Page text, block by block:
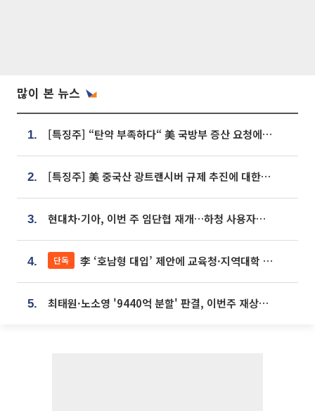
많이 본 뉴스
1. [특징주] “탄약 부족하다“ 美 국방부 증산 요청에⋯국내 방산주 급등세
2. [특징주] 美 중국산 광트랜시버 규제 추진에 대한광통신 등 광통신株 강세
3. 현대차·기아, 이번 주 임단협 재개…하청 사용자성 재심도 ‘변수’
4. 단독 李 ‘호남형 대입’ 제안에 교육청·지역대학 서·논술형 입시 연계 '착수'
5. 최태원·노소영 '9440억 분할' 판결, 이번주 재상고 여부 주목